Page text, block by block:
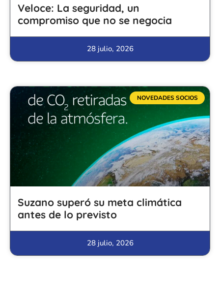
Veloce: La seguridad, un
compromiso que no se negocia
28 julio, 2026
NOVEDADES SOCIOS
Suzano superó su meta climática
antes de lo previsto
28 julio, 2026